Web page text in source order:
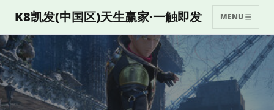
K8凯发(中国区)天生赢家·一触即发 MENU